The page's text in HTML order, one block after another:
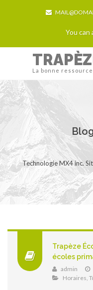
You
La bonne
Technologie MX4 inc.
Trapèze
écoles
admin
Horaires,